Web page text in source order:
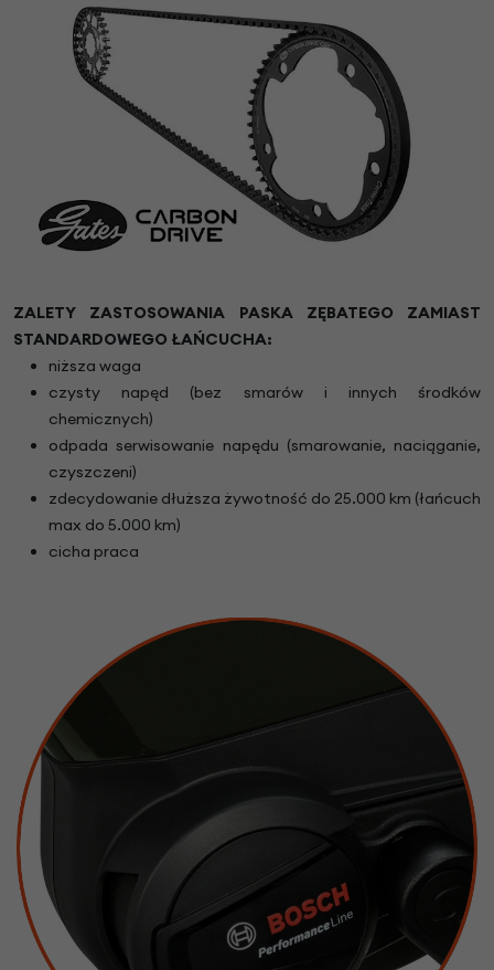
ZALETY ZASTOSOWANIA PASKA ZĘBATEGO ZAMIAST
STANDARDOWEGO ŁAŃCUCHA:
niższa waga
czysty napęd (bez smarów i innych środków
chemicznych)
odpada serwisowanie napędu (smarowanie, naciąganie,
czyszczeni)
zdecydowanie dłuższa żywotność do 25.000 km (łańcuch
max do 5.000 km)
cicha praca